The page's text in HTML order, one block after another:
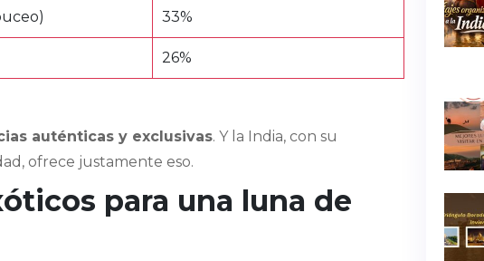
33%
26%
auténticas y exclusivas. Y la India, con su
ofrece justamente eso.
para una luna de